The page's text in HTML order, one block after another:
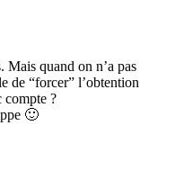
Mais quand on n’a pas
de “forcer” l’obtention
compte ?
🙂